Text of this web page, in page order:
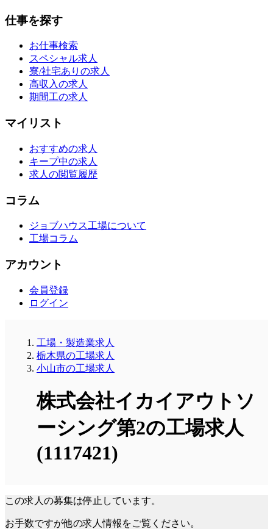
仕事を探す
お仕事検索
スペシャル求人
寮/社宅ありの求人
高収入の求人
期間工の求人
マイリスト
おすすめの求人
キープ中の求人
求人の閲覧履歴
コラム
ジョブハウス工場について
工場コラム
アカウント
会員登録
ログイン
工場・製造業求人
栃木県の工場求人
小山市の工場求人
株式会社イカイアウトソ
ーシング第2の工場求人
(1117421)
この求人の募集は停止しています。
お手数ですが他の求人情報をご覧ください。